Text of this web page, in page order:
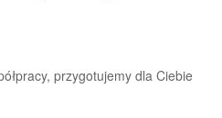
przygotujemy dla Ciebie